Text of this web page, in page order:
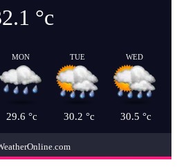
°c
MON
29.6 °c
TUE
30.2 °c
WED
30.5 °c